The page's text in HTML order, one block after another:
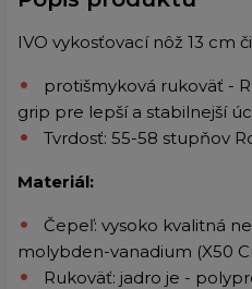
IVO vykosťovací nôž 13 cm
protišmyková rukoväť -
grip pre lepší a stabilnejší
Tvrdosť: 55-58 stupňov
Materiál:
Čepeľ: vysoko kvalitná
molybden-vanadium (X50
Rukoväť: jadro je -